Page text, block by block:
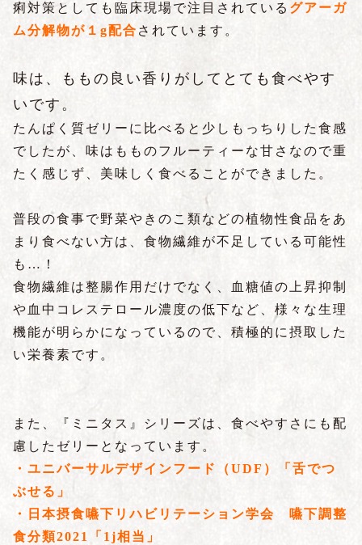
痢対策としても臨床現場で注目されている グアーガ
ム分解物が１g配合 されています。
味は、ももの良い香りがしてとても食べやす
いです。
たんぱく質ゼリーに比べると少しもっちりした食感
でしたが、味はもものフルーティーな甘さなので重
たく感じず、美味しく食べることができました。
普段の食事で野菜やきのこ類などの植物性食品をあ
まり食べない方は、食物繊維が不足している可能性
も…！
食物繊維は整腸作用だけでなく、血糖値の上昇抑制
や血中コレステロール濃度の低下など、様々な生理
機能が明らかになっているので、積極的に摂取した
い栄養素です。
また、『ミニタス』シリーズは、食べやすさにも配
慮したゼリーとなっています。
・ユニバーサルデザインフード（UDF）「舌でつ
ぶせる」
・日本摂食嚥下リハビリテーション学会 嚥下調整
食分類2021「1j相当」